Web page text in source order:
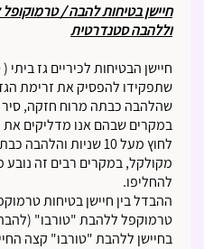
חיישן בטיחות להבה / טרמוקופל
וללהבה סטנדרטית
חיישן הבטיחות לכיריים גז
שתפקידו להפסיק את זרימת
שהלהבה כבתה מרוח חזקה, סיר
במקרים שבהם אנו מדליקים את
לחוץ מעל 10 שניות
מקולקל, במקרים רבים זה נובע
להחליפו.
ההבדל בין חיישן בטיחות
טרמוקפל ללהבת "טורבו"
בחיישן ללהבת "טורבו" קצה